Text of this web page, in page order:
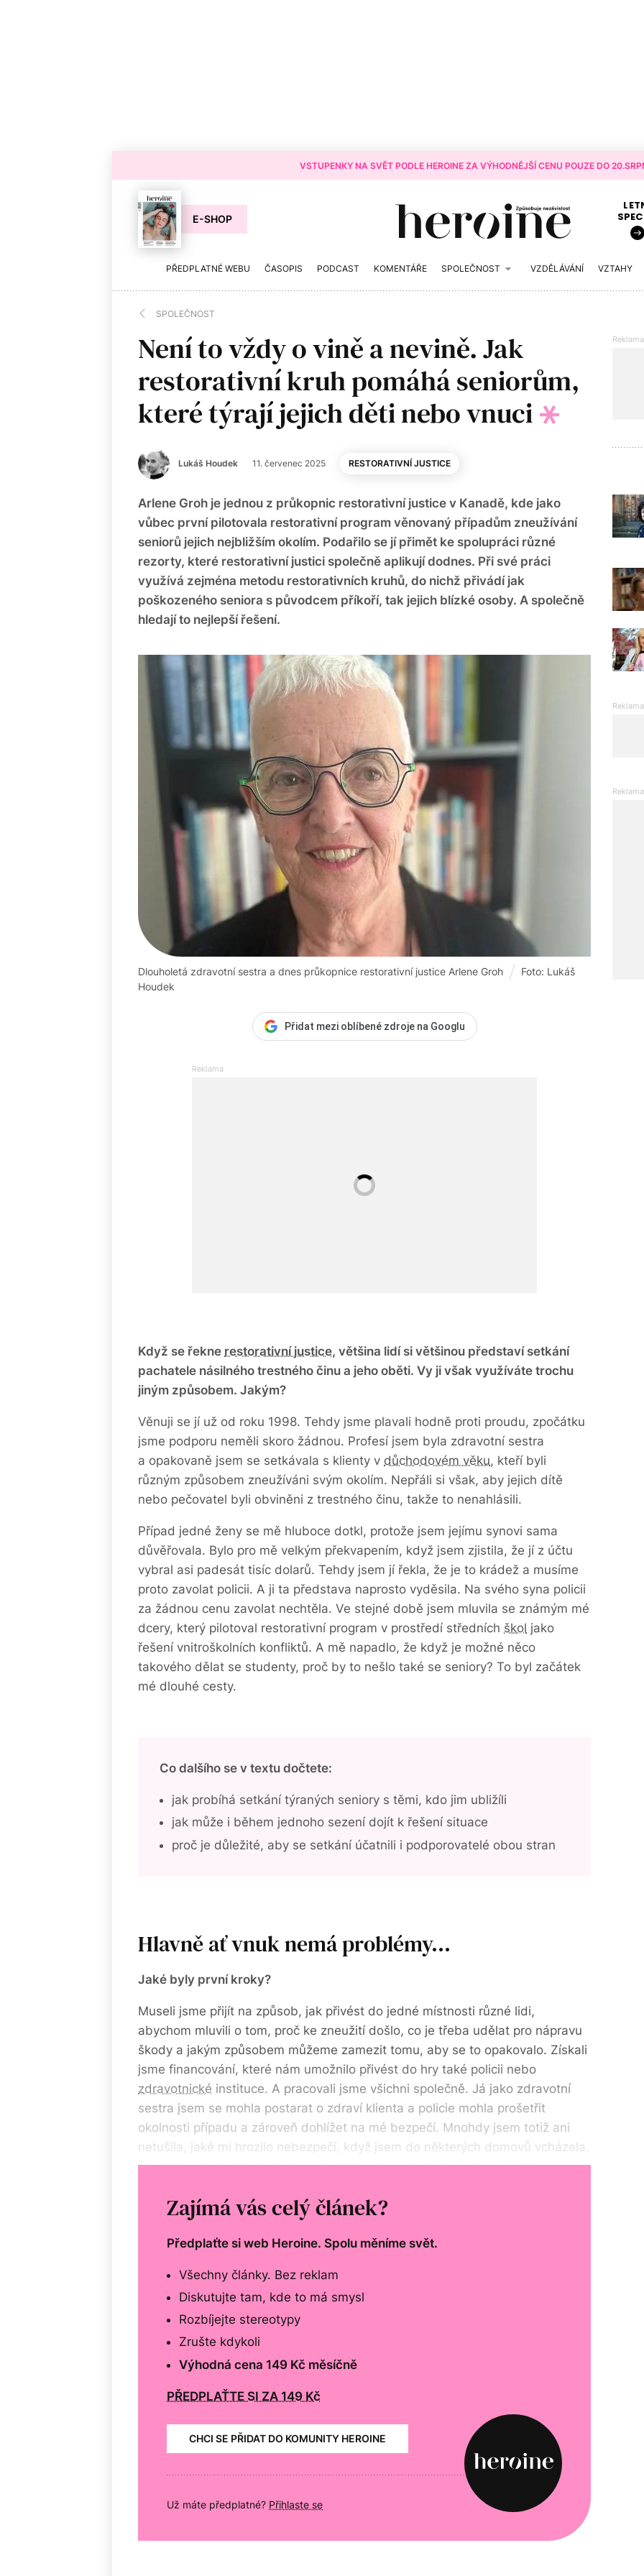
VSTUPENKY NA SVĚT PODLE HEROINE ZA VÝHODNĚJŠÍ CENU POUZE DO
E-SHOP
PŘEDPLATNÉ WEBU ČASOPIS PODCAST KOMENTÁŘE SPOLEČNOST VZDĚLÁVÁNÍ VZTAHY
SPOLEČNOST
Není to vždy o vině a nevině. Jak
restorativní kruh pomáhá seniorům,
které týrají jejich děti nebo vnuci
Lukáš Houdek 11. červenec 2025 RESTORATIVNÍ JUSTICE
Arlene Groh je jednou z průkopnic restorativní justice v Kanadě, kde jako
vůbec první pilotovala restorativní program věnovaný případům zneužívání
seniorů jejich nejbližším okolím. Podařilo se jí přimět ke spolupráci různé
rezorty, které restorativní justici společně aplikují dodnes. Při své práci
využívá zejména metodu restorativních kruhů, do nichž přivádí jak
poškozeného seniora s původcem příkoří, tak jejich blízké osoby. A společně
hledají to nejlepší řešení.
Dlouholetá zdravotní sestra a dnes průkopnice restorativní justice Arlene Groh
Foto: Lukáš
Houdek
Přidat mezi oblíbené zdroje na Googlu
Když se řekne restorativní justice, většina lidí si většinou představí setkání
pachatele násilného trestného činu a jeho oběti. Vy ji však využíváte trochu
jiným způsobem. Jakým?
Věnuji se jí už od roku 1998. Tehdy jsme plavali hodně proti proudu, zpočátku
jsme podporu neměli skoro žádnou. Profesí jsem byla zdravotní sestra
a opakovaně jsem se setkávala s klienty v důchodovém věku, kteří byli
různým způsobem zneužíváni svým okolím. Nepřáli si však, aby jejich dítě
nebo pečovatel byli obviněni z trestného činu, takže to nenahlásili.
Případ jedné ženy se mě hluboce dotkl, protože jsem jejímu synovi sama
důvěřovala. Bylo pro mě velkým překvapením, když jsem zjistila, že jí z účtu
vybral asi padesát tisíc dolarů. Tehdy jsem jí řekla, že je to krádež a musíme
proto zavolat policii. A ji ta představa naprosto vyděsila. Na svého syna policii
za žádnou cenu zavolat nechtěla. Ve stejné době jsem mluvila se známým mé
dcery, který pilotoval restorativní program v prostředí středních škol jako
řešení vnitroškolních konfliktů. A mě napadlo, že když je možné něco
takového dělat se studenty, proč by to nešlo také se seniory? To byl začátek
mé dlouhé cesty.
Co dalšího se v textu dočtete:
jak probíhá setkání týraných seniory s těmi, kdo jim ubližíli
jak může i během jednoho sezení dojít k řešení situace
proč je důležité, aby se setkání účatnili i podporovatelé obou stran
Hlavně ať vnuk nemá problémy...
Jaké byly první kroky?
Museli jsme přijít na způsob, jak přivést do jedné místnosti různé lidi,
abychom mluvili o tom, proč ke zneužití došlo, co je třeba udělat pro nápravu
škody a jakým způsobem můžeme zamezit tomu, aby se to opakovalo. Získali
jsme financování, které nám umožnilo přivést do hry také policii nebo
zdravotnické instituce. A pracovali jsme všichni společně. Já jako zdravotní
sestra jsem se mohla postarat o zdraví klienta a policie mohla prošetřit
okolnosti případu a zároveň dohlížet na mé bezpečí. Mnohdy jsem totiž ani
netušila, jaké mi hrozilo nebezpečí, když jsem do některých domovů vcházela.
Vznikl tak mezirezortní tým specializující se na zneužívání seniorů a ten
Zajímá vás celý článek?
Předplaťte si web Heroine. Spolu měníme svět.
Všechny články. Bez reklam
Diskutujte tam, kde to má smysl
Rozbíjejte stereotypy
Zrušte kdykoli
Výhodná cena 149 Kč měsíčně
PŘEDPLAŤTE SI ZA 149 Kč
CHCI SE PŘIDAT DO KOMUNITY HEROINE
Už máte předplatné? Přihlaste se